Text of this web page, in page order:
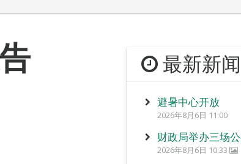
最新新闻
避暑中心开放
2026年8月6日 11:00
财政局举办三场
2026年8月6日 10:33